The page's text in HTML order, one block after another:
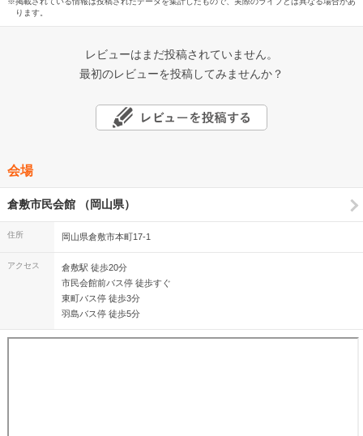
ります。
レビューはまだ投稿されていません。
最初のレビューを投稿してみませんか？
会場
倉敷市民会館 （岡山県）
住所 岡山県倉敷市本町17-1
アクセス
倉敷駅 徒歩20分
市民会館前バス停 徒歩すぐ
東町バス停 徒歩3分
羽島バス停 徒歩5分